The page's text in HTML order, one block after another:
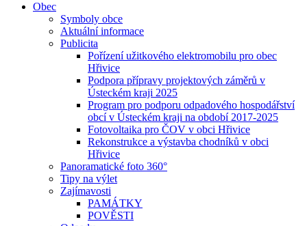
Obec
Symboly obce
Aktuální informace
Publicita
Pořízení užitkového elektromobilu pro obec
Hřivice
Podpora přípravy projektových záměrů v
Ústeckém kraji 2025
Program pro podporu odpadového hospodářství
obcí v Ústeckém kraji na období 2017-2025
Fotovoltaika pro ČOV v obci Hřivice
Rekonstrukce a výstavba chodníků v obci
Hřivice
Panoramatické foto 360°
Tipy na výlet
Zajímavosti
PAMÁTKY
POVĚSTI